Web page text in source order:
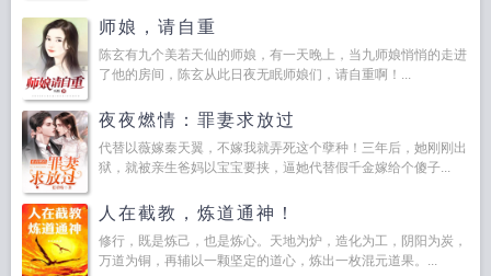
师娘，请自重
陈玄有九个美若天仙的师娘，有一天晚上，当九师娘悄悄的走进
了他的房间，陈玄从此日夜无眠师娘们，请自重啊！...
夜夜燃情：罪妻求放过
代替以薇嫁秦天翼，不嫁我就弄死这个孽种！三年后，她刚刚出
狱，就被亲生爸妈以宝宝要挟，逼她代替假千金嫁给个傻子...
人在截教，炼道通神！
修行，既是炼己，也是炼心。天地为炉，造化为工，阴阳为炭，
万道为铜，再辅以一颗坚定的道心，炼出一枚混元道果。...